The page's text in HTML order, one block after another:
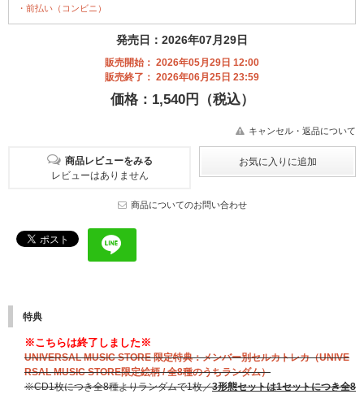
・前払い（コンビニ）
発売日：2026年07月29日
販売開始： 2026年05月29日 12:00
販売終了： 2026年06月25日 23:59
価格：1,540円（税込）
キャンセル・返品について
商品レビューをみる
レビューはありません
商品についてのお問い合わせ
特典
※こちらは終了しました※
UNIVERSAL MUSIC STORE 限定特典：メンバー別セルカトレカ（UNIVE
RSAL MUSIC STORE限定絵柄 / 全8種のうちランダム）
※CD1枚につき全8種よりランダムで1枚／3形態セットは1セットにつき全8